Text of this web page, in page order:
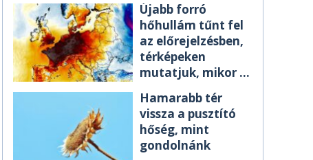
Újabb forró
hőhullám tűnt fel
az előrejelzésben,
térképeken
mutatjuk, mikor ér
Hamarabb tér
vissza a pusztító
hőség, mint
gondolnánk